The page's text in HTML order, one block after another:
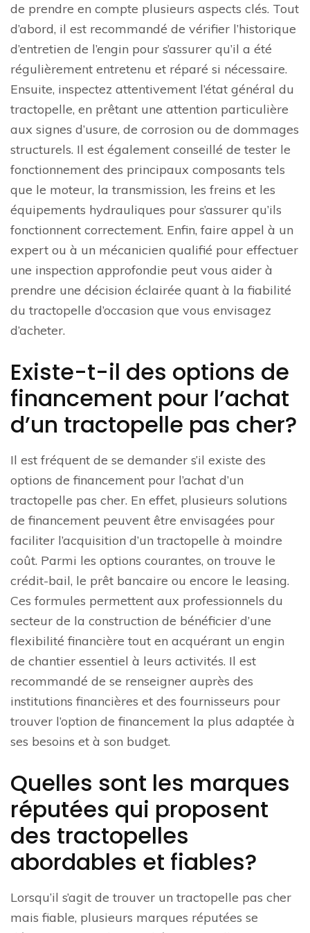
de prendre en compte plusieurs aspects clés. Tout
d’abord, il est recommandé de vérifier l’historique
d’entretien de l’engin pour s’assurer qu’il a été
régulièrement entretenu et réparé si nécessaire.
Ensuite, inspectez attentivement l’état général du
tractopelle, en prêtant une attention particulière
aux signes d’usure, de corrosion ou de dommages
structurels. Il est également conseillé de tester le
fonctionnement des principaux composants tels
que le moteur, la transmission, les freins et les
équipements hydrauliques pour s’assurer qu’ils
fonctionnent correctement. Enfin, faire appel à un
expert ou à un mécanicien qualifié pour effectuer
une inspection approfondie peut vous aider à
prendre une décision éclairée quant à la fiabilité
du tractopelle d’occasion que vous envisagez
d’acheter.
Existe-t-il des options de
financement pour l’achat
d’un tractopelle pas cher?
Il est fréquent de se demander s’il existe des
options de financement pour l’achat d’un
tractopelle pas cher. En effet, plusieurs solutions
de financement peuvent être envisagées pour
faciliter l’acquisition d’un tractopelle à moindre
coût. Parmi les options courantes, on trouve le
crédit-bail, le prêt bancaire ou encore le leasing.
Ces formules permettent aux professionnels du
secteur de la construction de bénéficier d’une
flexibilité financière tout en acquérant un engin
de chantier essentiel à leurs activités. Il est
recommandé de se renseigner auprès des
institutions financières et des fournisseurs pour
trouver l’option de financement la plus adaptée à
ses besoins et à son budget.
Quelles sont les marques
réputées qui proposent
des tractopelles
abordables et fiables?
Lorsqu’il s’agit de trouver un tractopelle pas cher
mais fiable, plusieurs marques réputées se